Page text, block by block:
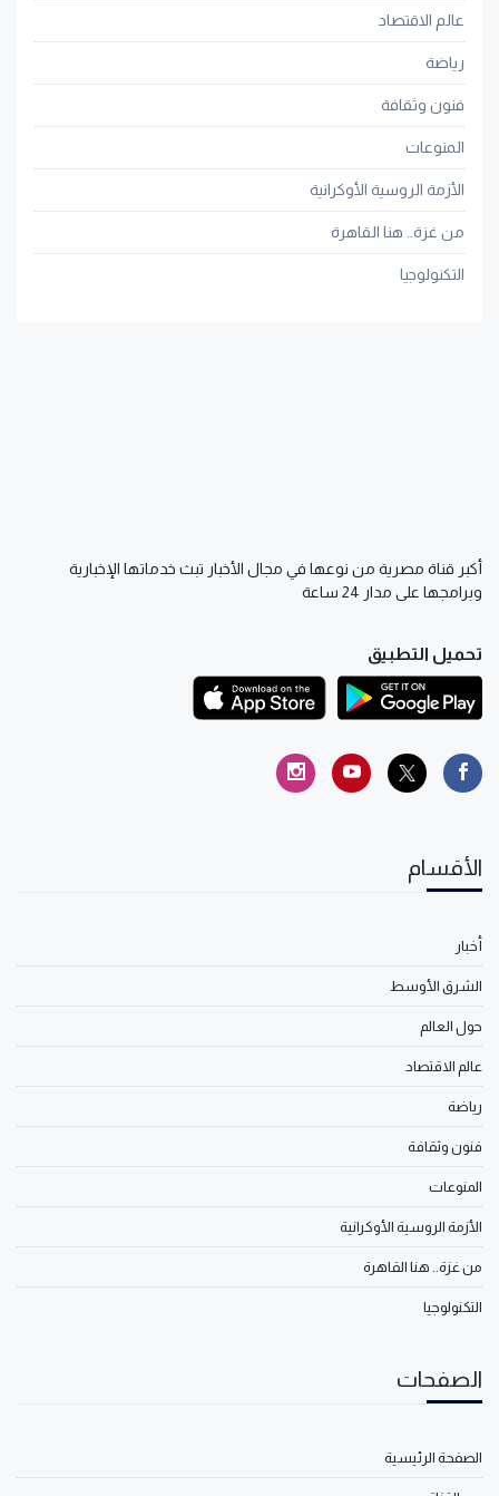
عالم الاقتصاد
رياضة
فنون وثقافة
المنوعات
الأزمة الروسية الأوكرانية
من غزة.. هنا القاهرة
التكنولوجيا
أكبر قناة مصرية من نوعها في مجال الأخبار تبث خدماتها الإخبارية
وبرامجها على مدار 24 ساعة
تحميل التطبيق
الأقسام
أخبار
الشرق الأوسط
حول العالم
عالم الاقتصاد
رياضة
فنون وثقافة
المنوعات
الأزمة الروسية الأوكرانية
من غزة.. هنا القاهرة
التكنولوجيا
الصفحات
الصفحة الرئيسية